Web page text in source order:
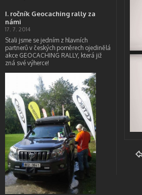
I. ročník Geocaching rally za
námi
17. 7. 2014
Stali jsme se jedním z hlavních
partnerů v českých poměrech ojedinělá
akce GEOCACHING RALLY, která již
zná své výherce!